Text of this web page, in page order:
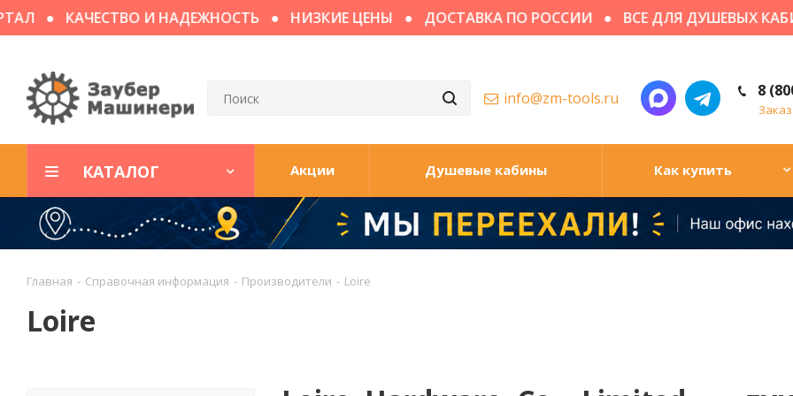
КАЧЕСТВО И НАДЕЖНОСТЬ НИЗКИЕ ЦЕНЫ ДОСТАВКА ПО РОССИИ ВСЕ ДЛЯ ДУШЕВЫХ КАБИН
8
info@zm-tools.ru
КАТАЛОГ Акции Душевые кабины Как купить
Главная - Справочная информация - Производители - Loire
Loire